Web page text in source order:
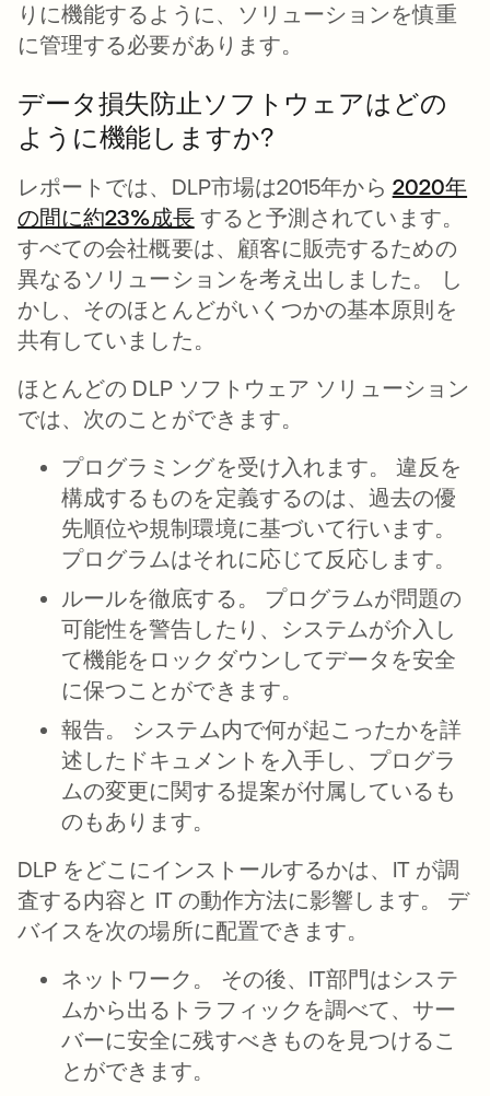
りに機能するように、ソリューションを慎重
に管理する必要があります。
データ損失防止ソフトウェアはどの
ように機能しますか?
レポートでは、DLP市場は2015年から 2020年
の間に約23%成長新しいタブで開く
すると予測されています。
すべての会社概要は、顧客に販売するための
異なるソリューションを考え出しました。 し
かし、そのほとんどがいくつかの基本原則を
共有していました。
ほとんどの DLP ソフトウェア ソリューション
では、次のことができます。
プログラミングを受け入れます。違反を
構成するものを定義するのは、過去の優
先順位や規制環境に基づいて行います。
プログラムはそれに応じて反応します。
ルールを徹底する。 プログラムが問題の
可能性を警告したり、システムが介入し
て機能をロックダウンしてデータを安全
に保つことができます。
報告。 システム内で何が起こったかを詳
述したドキュメントを入手し、プログラ
ムの変更に関する提案が付属しているも
のもあります。
DLP をどこにインストールするかは、IT が調
査する内容と IT の動作方法に影響します。 デ
バイスを次の場所に配置できます。
ネットワーク。 その後、IT部門はシステ
ムから出るトラフィックを調べて、サー
バーに安全に残すべきものを見つけるこ
とができます。